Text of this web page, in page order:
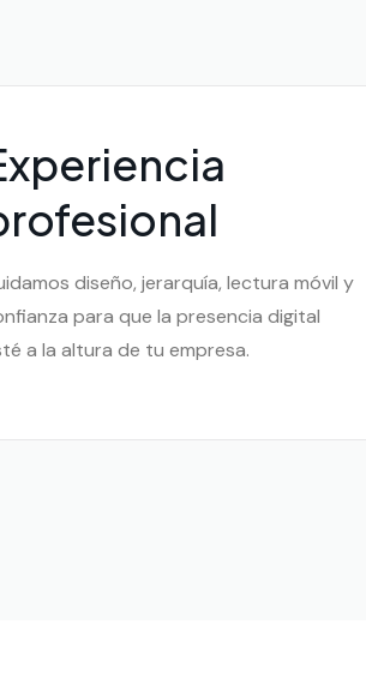
diseño, jerarquía, lectura móvil y
para que la presencia digital
a la altura de tu empresa.